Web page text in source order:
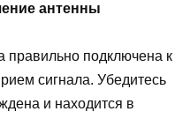
антенны
правильно подключена к
сигнала. Убедитесь
и находится в